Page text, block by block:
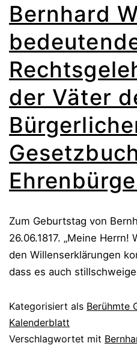
Bernhard
der Väter
Zum Geburtstag von
26.06.1817. „Meine
den Willenserklärungen
dass es auch
Kategorisiert als Berühmte
Kalenderblatt
Verschlagwortet mit